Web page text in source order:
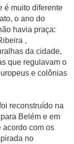
é muito diferente
o ano do
havia praça:
,
da cidade,
que regulavam o
e colônias
reconstruído na
Belém e em
acordo com os
no